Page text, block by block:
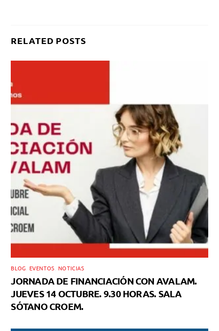
RELATED POSTS
BLOG EVENTOS NOTICIAS
JORNADA DE FINANCIACIÓN CON AVALAM.
JUEVES 14 OCTUBRE. 9.30 HORAS. SALA
SÓTANO CROEM.